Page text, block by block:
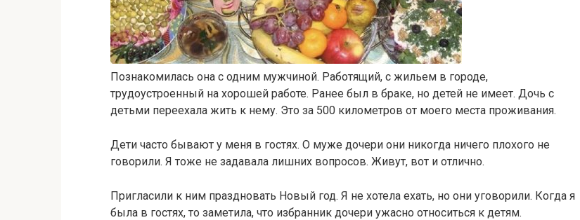
Познакомилась она с одним мужчиной. Работящий, с жильем в городе,
трудоустроенный на хорошей работе. Ранее был в браке, но детей не имеет. Дочь с
детьми переехала жить к нему. Это за 500 километров от моего места проживания.
Дети часто бывают у меня в гостях. О муже дочери они никогда ничего плохого не
говорили. Я тоже не задавала лишних вопросов. Живут, вот и отлично.
Пригласили к ним праздновать Новый год. Я не хотела ехать, но они уговорили. Когда я
была в гостях, то заметила, что избранник дочери ужасно относиться к детям.